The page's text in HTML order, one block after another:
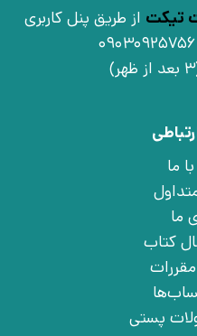
تیکت از طریق پنل کاربری
ما
ما
کتاب
پستی